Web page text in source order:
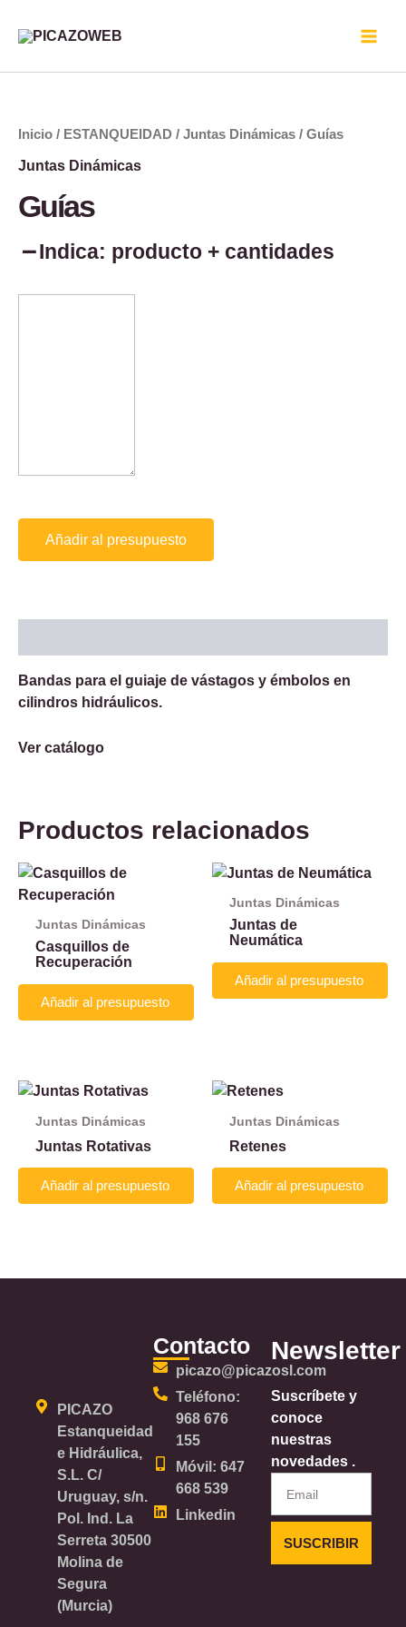
Inicio / ESTANQUEIDAD / Juntas Dinámicas / Guías
Juntas Dinámicas
Guías
Indica: producto + cantidades
Añadir al presupuesto
Bandas para el guiaje de vástagos y émbolos en
cilindros hidráulicos.
Ver catálogo
Productos relacionados
Juntas Dinámicas
Casquillos de
Recuperación
Añadir al presupuesto
Juntas Dinámicas
Juntas de
Neumática
Añadir al presupuesto
Juntas Dinámicas
Juntas Rotativas
Añadir al presupuesto
Juntas Dinámicas
Retenes
Añadir al presupuesto
PICAZO
Estanqueidad
e Hidráulica,
S.L. C/
Uruguay, s/n.
Pol. Ind. La
Serreta 30500
Molina de
Segura
(Murcia)
Contacto
picazo@picazosl.com
Teléfono:
968 676
155
Móvil: 647
668 539
Linkedin
Newsletter
Suscríbete y
conoce
nuestras
novedades .
SUSCRIBIR